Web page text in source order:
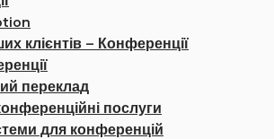
клієнтів – Конференції
переклад
послуги
для конференцій